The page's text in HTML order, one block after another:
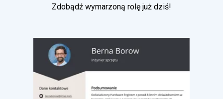
Zdobądź wymarzoną rolę już dziś!